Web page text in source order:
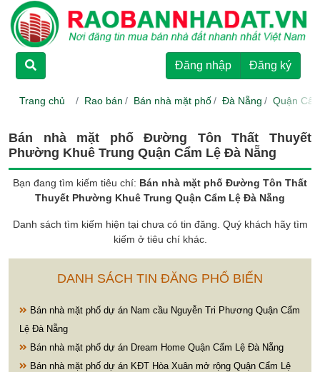
Đăng nhập Đăng ký
Trang chủ Rao bán Bán nhà mặt phố Đà Nẵng Quận
Bán nhà mặt phố Đường Tôn Thất Thuyết
Phường Khuê Trung Quận Cẩm Lệ Đà Nẵng
Bạn đang tìm kiếm tiêu chí: Bán nhà mặt phố Đường Tôn Thất
Thuyết Phường Khuê Trung Quận Cẩm Lệ Đà Nẵng
Danh sách tìm kiếm hiện tại chưa có tin đăng. Quý khách hãy tìm
kiếm ở tiêu chí khác.
DANH SÁCH TIN ĐĂNG PHỔ BIẾN
Bán nhà mặt phố dự án Nam cầu Nguyễn Tri Phương Quận Cẩm
Lệ Đà Nẵng
Bán nhà mặt phố dự án Dream Home Quận Cẩm Lệ Đà Nẵng
Bán nhà mặt phố dự án KĐT Hòa Xuân mở rộng Quận Cẩm Lệ
TRANG CHỦ
CHO THUÊ
DỰ ÁN
LIÊN HỆ